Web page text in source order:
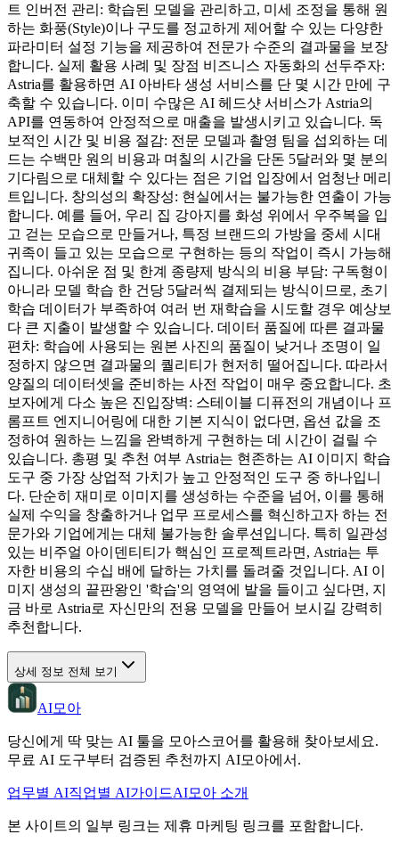
트 인버전 관리: 학습된 모델을 관리하고, 미세 조정을 통해 원
하는 화풍(Style)이나 구도를 정교하게 제어할 수 있는 다양한
파라미터 설정 기능을 제공하여 전문가 수준의 결과물을 보장
합니다. 실제 활용 사례 및 장점 비즈니스 자동화의 선두주자:
Astria를 활용하면 AI 아바타 생성 서비스를 단 몇 시간 만에 구
축할 수 있습니다. 이미 수많은 AI 헤드샷 서비스가 Astria의
API를 연동하여 안정적으로 매출을 발생시키고 있습니다. 독
보적인 시간 및 비용 절감: 전문 모델과 촬영 팀을 섭외하는 데
드는 수백만 원의 비용과 며칠의 시간을 단돈 5달러와 몇 분의
기다림으로 대체할 수 있다는 점은 기업 입장에서 엄청난 메리
트입니다. 창의성의 확장성: 현실에서는 불가능한 연출이 가능
합니다. 예를 들어, 우리 집 강아지를 화성 위에서 우주복을 입
고 걷는 모습으로 만들거나, 특정 브랜드의 가방을 중세 시대
귀족이 들고 있는 모습으로 구현하는 등의 작업이 즉시 가능해
집니다. 아쉬운 점 및 한계 종량제 방식의 비용 부담: 구독형이
아니라 모델 학습 한 건당 5달러씩 결제되는 방식이므로, 초기
학습 데이터가 부족하여 여러 번 재학습을 시도할 경우 예상보
다 큰 지출이 발생할 수 있습니다. 데이터 품질에 따른 결과물
편차: 학습에 사용되는 원본 사진의 품질이 낮거나 조명이 일
정하지 않으면 결과물의 퀄리티가 현저히 떨어집니다. 따라서
양질의 데이터셋을 준비하는 사전 작업이 매우 중요합니다. 초
보자에게 다소 높은 진입장벽: 스테이블 디퓨전의 개념이나 프
롬프트 엔지니어링에 대한 기본 지식이 없다면, 옵션 값을 조
정하여 원하는 느낌을 완벽하게 구현하는 데 시간이 걸릴 수
있습니다. 총평 및 추천 여부 Astria는 현존하는 AI 이미지 학습
도구 중 가장 상업적 가치가 높고 안정적인 도구 중 하나입니
다. 단순히 재미로 이미지를 생성하는 수준을 넘어, 이를 통해
실제 수익을 창출하거나 업무 프로세스를 혁신하고자 하는 전
문가와 기업에게는 대체 불가능한 솔루션입니다. 특히 일관성
있는 비주얼 아이덴티티가 핵심인 프로젝트라면, Astria는 투
자한 비용의 수십 배에 달하는 가치를 돌려줄 것입니다. AI 이
미지 생성의 끝판왕인 '학습'의 영역에 발을 들이고 싶다면, 지
금 바로 Astria로 자신만의 전용 모델을 만들어 보시길 강력히
추천합니다.
상세 정보 전체 보기
AI모아
당신에게 딱 맞는 AI 툴을 모아스코어를 활용해 찾아보세요.
무료 AI 도구부터 검증된 추천까지 AI모아에서.
업무별 AI직업별 AI가이드AI모아 소개
본 사이트의 일부 링크는 제휴 마케팅 링크를 포함합니다.